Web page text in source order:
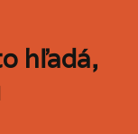
hľadá,